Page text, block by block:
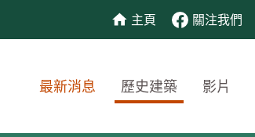
主頁 關注我們
最新消息 歷史建築 影片